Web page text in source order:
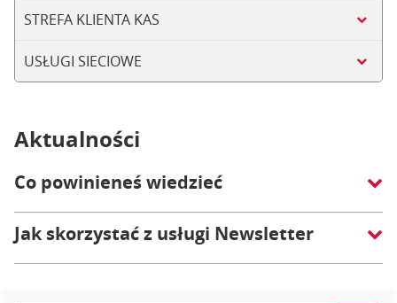
STREFA KLIENTA KAS
USŁUGI SIECIOWE
Aktualności
Co powinieneś wiedzieć
Jak skorzystać z usługi Newsletter